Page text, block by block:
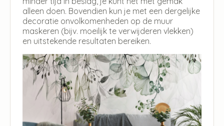
alleen doen. Bovendien kun je met een dergelijke
decoratie onvolkomenheden op de muur
maskeren (bijv. moeilijk te verwijderen vlekken)
en uitstekende resultaten bereiken.